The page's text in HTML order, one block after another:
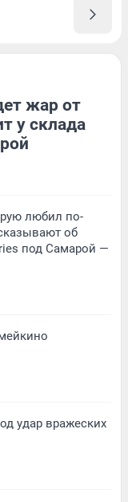
жар от
у склада
любил по-
об
под Самарой —
удар вражеских